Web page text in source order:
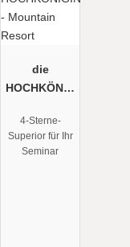
die
HOCHKÖNIG
Mountain
Resort
4-Sterne-
Superior für Ihr
Seminar